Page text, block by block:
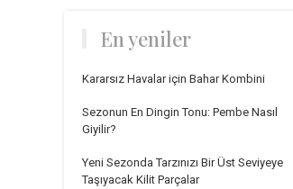
En yeniler
Kararsız Havalar için Bahar Kombini
Sezonun En Dingin Tonu: Pembe Nasıl
Giyilir?
Yeni Sezonda Tarzınızı Bir Üst Seviyeye
Taşıyacak Kilit Parçalar